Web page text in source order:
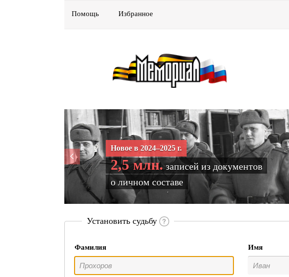
Помощь Избранное
Новое в 2024–2025 г.
2,5 млн.записей из документов
о личном составе
Установить судьбу
Фамилия Имя